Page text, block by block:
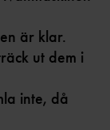
är klar.
ut dem i
inte, då